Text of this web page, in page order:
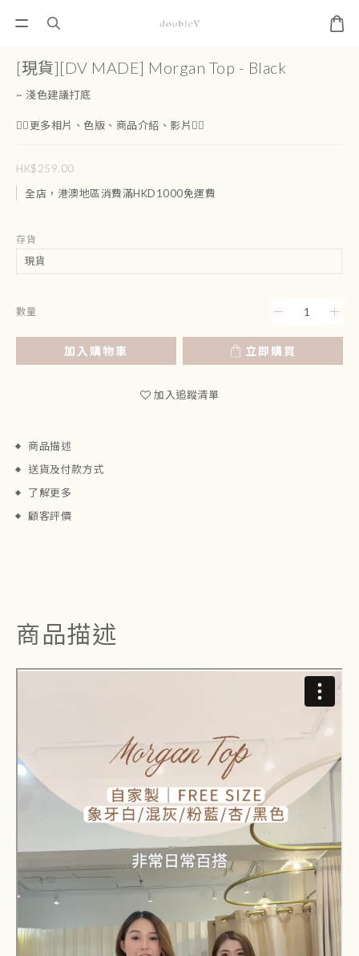
[現貨][DV MADE] Morgan Top - Black
~ 淺色建議打底
👇🏻更多相片、色版、商品介紹、影片👇🏻
HK$259.00
全店，港澳地區消費滿HKD1000免運費
存貨
數量
加入購物車 立即購買
加入追蹤清單
商品描述
送貨及付款方式
了解更多
顧客評價
商品描述